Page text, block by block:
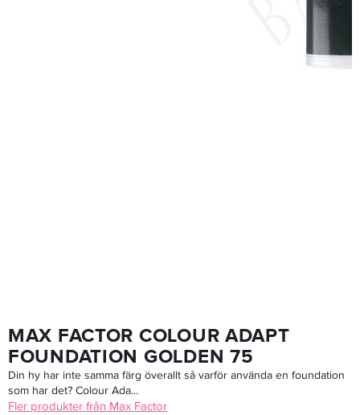
MAX FACTOR COLOUR ADAPT
FOUNDATION GOLDEN 75
Din hy har inte samma färg överallt så varför använda en foundation
som har det? Colour Ada...
Fler produkter från Max Factor